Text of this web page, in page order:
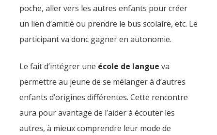
poche, aller vers les autres enfants pour créer
un lien d’amitié ou prendre le bus scolaire, etc. Le
participant va donc gagner en autonomie.
Le fait d’intégrer une école de langue va
permettre au jeune de se mélanger à d’autres
enfants d’origines différentes. Cette rencontre
aura pour avantage de l’aider à écouter les
autres, à mieux comprendre leur mode de